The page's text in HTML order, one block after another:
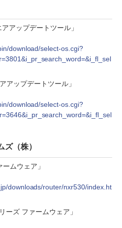
アップデートツール」
download/select-os.cgi?
アップデートツール」
download/select-os.cgi?
（株）
ムウェア」
downloads/router/nxr530/index.ht
ーズ ファームウェア」